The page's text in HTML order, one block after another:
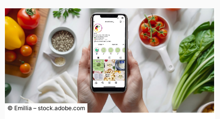
© Emillia – stock.adobe.com